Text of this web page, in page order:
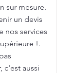
sur mesure.
un devis
nos services
!.
c'est aussi